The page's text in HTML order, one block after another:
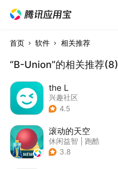
首页 软件 相关推荐
“B-Union”的相关推荐(8)
the L
兴趣社区
| 真人娱乐直播
4.5
滚动的天空
休闲益智
跑酷
| 女性向
3.8